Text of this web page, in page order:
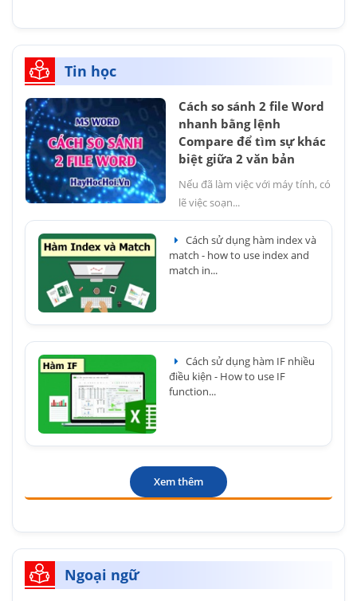
Tin học
Cách so sánh 2 file Word
nhanh bằng lệnh
Compare để tìm sự khác
biệt giữa 2 văn bản
Nếu đã làm việc với máy tính, có
lẽ việc soạn...
Cách sử dụng hàm index và
match - how to use index and
match in...
Cách sử dụng hàm IF nhiều
điều kiện - How to use IF
function...
Xem thêm
Ngoại ngữ